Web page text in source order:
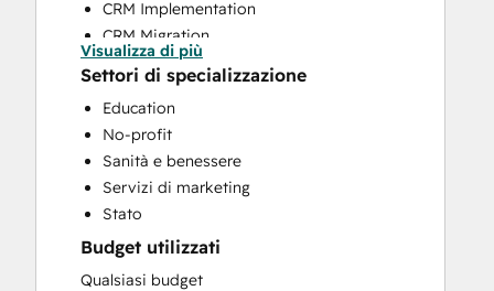
CRM Implementation
CRM Migration
Custom API Integrations
Customer Marketing
Email Marketing
Full Inbound Marketing Services
HubSpot Onboarding
Search Engine Optimization
Social Media
Website Design
Website Development
Visualizza di più
Settori di specializzazione
Education
No-profit
Sanità e benessere
Servizi di marketing
Stato
Budget utilizzati
Qualsiasi budget